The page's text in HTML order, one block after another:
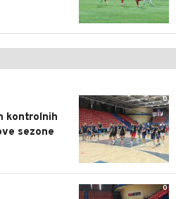
0
kontrolnih
sezone
0